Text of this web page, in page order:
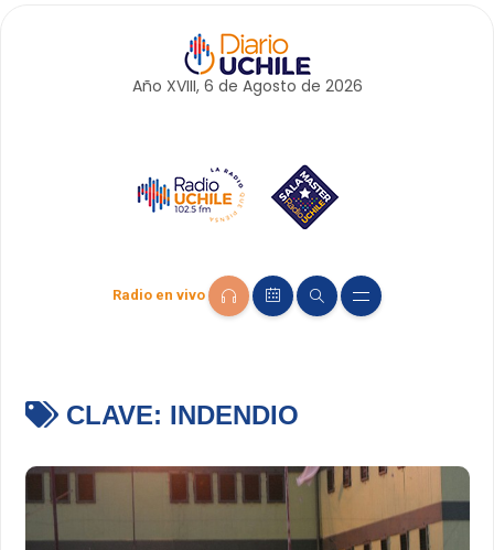
Año XVIII, 6 de Agosto de 2026
Radio en vivo
CLAVE: INDENDIO